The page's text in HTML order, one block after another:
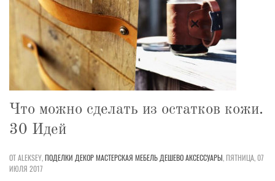
Что можно сделать из остатков кожи.
30 Идей
ОТ ALEKSEY,ПОДЕЛКИ ДЕКОРМАСТЕРСКАЯ МЕБЕЛЬ ДЕШЕВОАКСЕССУАРЫ,ПЯТНИЦА, 07
ИЮЛЯ 2017